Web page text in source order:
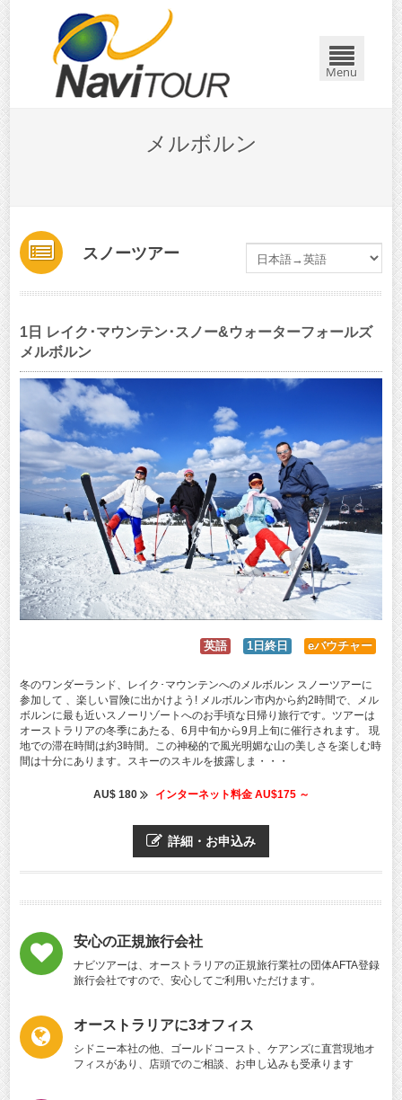
Menu
メルボルン
スノーツアー
1日 レイク･マウンテン･スノー&ウォーターフォールズ
メルボルン
英語 1日終日 eバウチャー
冬のワンダーランド、レイク･マウンテンへのメルボルン スノーツアーに
参加して 、楽しい冒険に出かけよう! メルボルン市内から約2時間で、メル
ボルンに最も近いスノーリゾートへのお手頃な日帰り旅行です。ツアーは
オーストラリアの冬季にあたる、6月中旬から9月上旬に催行されます。 現
地での滞在時間は約3時間。この神秘的で風光明媚な山の美しさを楽しむ時
間は十分にあります。スキーのスキルを披露しま・・・
AU$ 180 インターネット料金 AU$175 ～
詳細・お申込み
安心の正規旅行会社
ナビツアーは、オーストラリアの正規旅行業社の団体AFTA登録
旅行会社ですので、安心してご利用いただけます。
オーストラリアに3オフィス
シドニー本社の他、ゴールドコースト、ケアンズに直営現地オ
フィスがあり、店頭でのご相談、お申し込みも受承ります